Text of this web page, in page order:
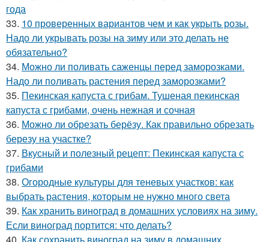
года
33. 10 проверенных вариантов чем и как укрыть розы.
Надо ли укрывать розы на зиму или это делать не
обязательно?
34. Можно ли поливать саженцы перед заморозками.
Надо ли поливать растения перед заморозками?
35. Пекинская капуста с грибам. Тушеная пекинская
капуста с грибами, очень нежная и сочная
36. Можно ли обрезать берёзу. Как правильно обрезать
березу на участке?
37. Вкусный и полезный рецепт: Пекинская капуста с
грибами
38. Огородные культуры для теневых участков: как
выбрать растения, которым не нужно много света
39. Как хранить виноград в домашних условиях на зиму.
Если виноград портится: что делать?